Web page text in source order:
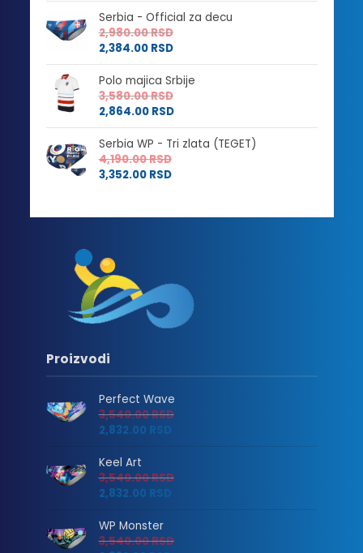
Serbia - Official za decu
2,980.00RSD
2,384.00 RSD
Polo majica Srbije
3,580.00RSD
2,864.00 RSD
Serbia WP - Tri zlata (TEGET)
4,190.00RSD
3,352.00 RSD
Proizvodi
Perfect Wave
3,540.00RSD
2,832.00 RSD
Keel Art
3,540.00RSD
2,832.00 RSD
WP Monster
3,540.00RSD